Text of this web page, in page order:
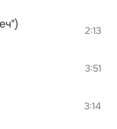
2:13
3:51
3:14